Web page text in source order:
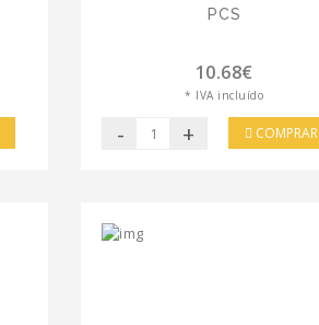
PCS
10.68€
* IVA incluído
- + COMPRAR